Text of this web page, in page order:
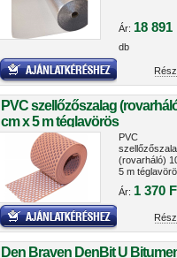
Ár: 18 891
db
PVC szellőzőszalag
cm x 5 m téglavörös
PVC
(rovarháló)
5 m
Ár: 1 370
Den Braven DenBit U